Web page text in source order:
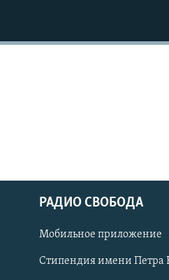
РАДИО СВОБОДА
Мобильное приложение
Стипендия имени Петра